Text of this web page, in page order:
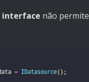
interface não permite